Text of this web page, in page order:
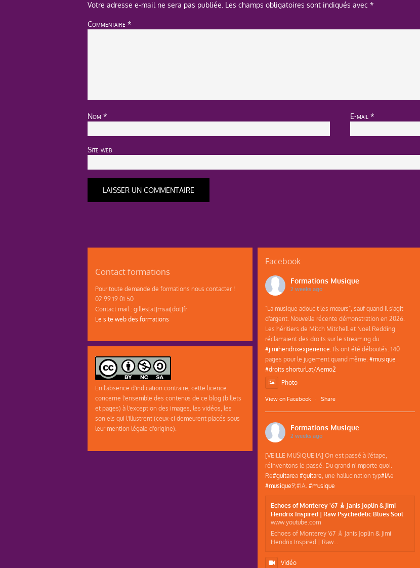
Votre adresse e-mail ne sera pas publiée. Les champs obligatoires sont indiqués avec *
Commentaire *
Nom * E-mail *
Site web
Contact formations
Pour toute demande de formations nous contacter !
02 99 19 01 50
Contact mail : gilles[at]msai[dot]fr
Le site web des formations
En l'absence d'indication contraire, cette licence
concerne l'ensemble des contenus de ce blog (billets
et pages) à l'exception des images, les vidéos, les
soniels qui l'illustrent (ceux-ci demeurent placés sous
leur mention légale d'origine).
Facebook
Formations Musique
2 weeks ago
"La musique adoucit les mœurs", sauf quand il s'agit
d'argent. Nouvelle récente démonstration en 2026.
Les héritiers de Mitch Mitchell et Noel Redding
réclamaient des droits sur le streaming du
#jimihendrixexperience . Ils ont été déboutés. 140
pages pour le jugement quand même. #musique
#droits shorturl.at/Aemo2
Photo
View on Facebook · Share
Formations Musique
2 weeks ago
[VEILLE MUSIQUE IA] On est passé à l'étape,
réinventons le passé. Du grand n'importe quoi.
Re#guitarea#guitare , une hallucination typ#IAe
#musique9;#IA. #musique
Echoes of Monterey '67 🎸 Janis Joplin & Jimi
Hendrix Inspired | Raw Psychedelic Blues Soul
www.youtube.com
Echoes of Monterey '67 🎸 Janis Joplin & Jimi
Hendrix Inspired | Raw...
Vidéo